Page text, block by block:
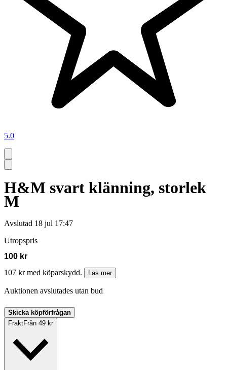
5.0
H&M svart klänning, storlek
M
Avslutad 18 jul 17:47
Utropspris
100 kr
107 kr med köparskydd.
Läs mer
Auktionen avslutades utan bud
Skicka köpförfrågan
FraktFrån 49 kr